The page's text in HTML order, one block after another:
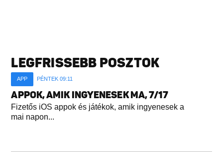
LEGFRISSEBB POSZTOK
APP PÉNTEK 09:11
APPOK, AMIK INGYENESEK MA, 7/17
Fizetős iOS appok és játékok, amik ingyenesek a
mai napon...